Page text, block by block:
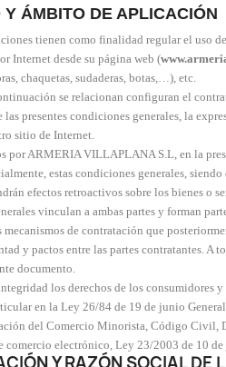
ÁMBITO DE APLICACIÓN
tienen como finalidad regular el uso
Internet desde su página web (
chaquetas, sudaderas, botas,…), etc.
se relacionan configuran el
las presentes condiciones generales, la
sitio de Internet.
por ARMERIA VILLAPLANA S.L, en la
estas condiciones generales,
efectos retroactivos sobre los bienes o
vinculan a ambas partes y forman
mecanismos de contratación que
y pactos entre las partes contratantes. A
documento.
los derechos de los
en la Ley 26/84 de 19 de junio
del Comercio Minorista, Código
comercio electrónico, Ley 23/2003 de 10